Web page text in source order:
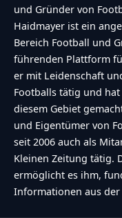
und Gründer von
Haidmayer ist ein
Bereich Football und
führenden Plattform
er mit Leidenschaft
Footballs tätig und
diesem Gebiet
und Eigentümer von
seit 2006 auch als
Kleinen Zeitung tätig.
ermöglicht es ihm,
Informationen aus